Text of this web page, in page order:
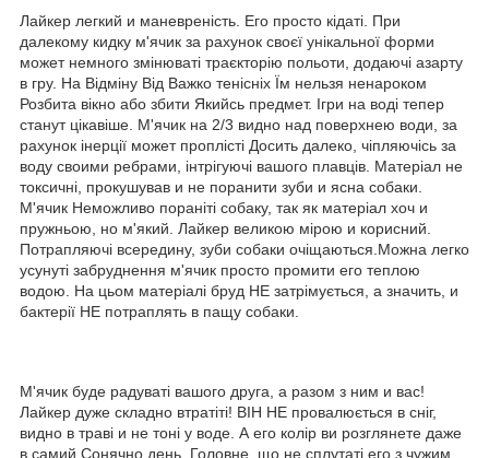
Лайкер легкий и маневреність. Его просто кідаті. При
далекому кидку м'ячик за рахунок своєї унікальної форми
может немного змінюваті траєкторію польоти, додаючі азарту
в гру. На Відміну Від Важко тенісніх Їм нельзя ненароком
Розбита вікно або збити Якийсь предмет. Ігри на воді тепер
станут цікавіше. М'ячик на 2/3 видно над поверхнею води, за
рахунок інерції может проплісті Досить далеко, чіпляючісь за
воду своими ребрами, інтрігуючі вашого плавців. Матеріал не
токсичні, прокушував и не поранити зуби и ясна собаки.
М'ячик Неможливо пораніті собаку, так як матеріал хоч и
пружньою, но м'який. Лайкер великою мірою и корисний.
Потрапляючі всередину, зуби собаки очіщаються.Можна легко
усунуті забруднення м'ячик просто промити его теплою
водою. На цьом матеріалі бруд НЕ затрімується, а значить, и
бактерії НЕ потраплять в пащу собаки.
М'ячик буде радуваті вашого друга, а разом з ним и вас!
Лайкер дуже складно втратіті! ВІН НЕ провалюється в сніг,
видно в траві и не тоні у воде. А его колір ви розглянете даже
в самий Сонячно день. Головне, що не сплутаті его з чужим